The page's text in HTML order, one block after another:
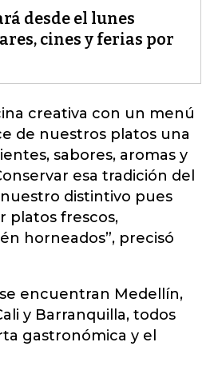
desde el lunes
cines y ferias por
creativa con un menú
de nuestros platos una
sabores, aromas y
esa tradición del
distintivo pues
platos frescos,
horneados”, precisó
encuentran Medellín,
y Barranquilla, todos
gastronómica y el